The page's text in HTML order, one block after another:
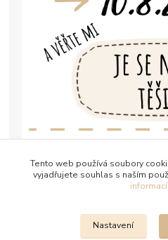
Tento web používá soubory
vyjadřujete souhlas s naším
Nastavení